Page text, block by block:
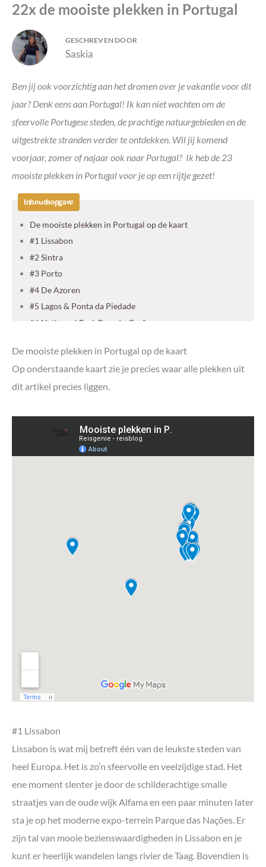
22x de mooiste plekken in Portugal
Ben jij ook voorzichtig aan het dromen over je vakantie voor dit
jaar? Denk eens aan Portugal! Ik kan niet wachten om de
sfeervolle Portugese steden, de prachtige natuurgebieden en de
uitgestrekte stranden verder te ontdekken. Wil jij komend
voorjaar, zomer of najaar ook naar Portugal? Ik heb de 23
mooiste plekken in Portugal voor je op een rijtje gezet!
Inhoudsopgave
De mooiste plekken in Portugal op de kaart
#1 Lissabon
#2 Sintra
#3 Porto
#4 De Azoren
#5 Lagos & Ponta da Piedade
#6 Nationaal Park Peneda-Gerês
#8 Seven Hanging Valleys
#9 Douro vallei
#10 Coimbra
De mooiste plekken in Portugal op de kaart
Op onderstaande kaart zie je precies waar alle plekken uit
dit artikel precies liggen.
#1 Lissabon
Lissabon is wat mij betreft één van de leukste steden van
heel Europa. Het is zo’n sfeervolle en veelzijdige stad. Het
ene moment slenter je door de schilderachtige smalle
straatjes van de oude wijk Alfama en een paar minuten later
sta je op het moderne expo-terrein Parque das Nações. Er
zijn tal van mooie bezienswaardigheden in Lissabon en je
kunt er heerlijk wandelen langs rivier de Taag. Bovendien is
GESCHREVEN DOOR
Saskia